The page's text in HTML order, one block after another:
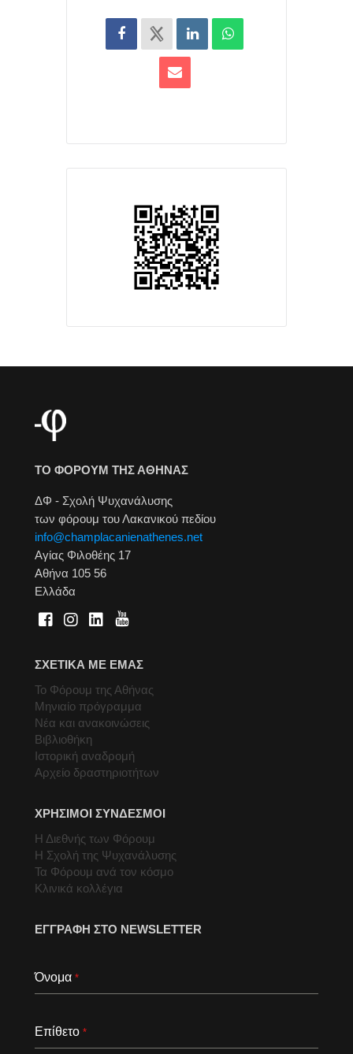
ΤΟ ΦΟΡΟΥΜ ΤΗΣ ΑΘΗΝΑΣ
ΔΦ - Σχολή Ψυχανάλυσης
των φόρουμ του Λακανικού πεδίου
info@champlacanienathenes.net
Αγίας Φιλοθέης 17
Αθήνα 105 56
Ελλάδα
ΣΧΕΤΙΚΑ ΜΕ ΕΜΑΣ
Το Φόρουμ της Αθήνας
Μηνιαίο πρόγραμμα
Νέα και ανακοινώσεις
Βιβλιοθήκη
Ιστορική αναδρομή
Αρχείο δραστηριοτήτων
ΧΡΗΣΙΜΟΙ ΣΥΝΔΕΣΜΟΙ
Η Διεθνής των Φόρουμ
Η Σχολή της Ψυχανάλυσης
Τα Φόρουμ ανά τον κόσμο
Κλινικά κολλέγια
ΕΓΓΡΑΦΗ ΣΤΟ NEWSLETTER
Όνομα *
Επίθετο *